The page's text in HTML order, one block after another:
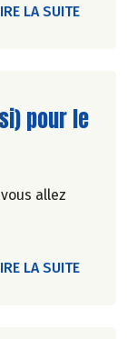
LA SUITEDE
pour le
allez
LA SUITEDE